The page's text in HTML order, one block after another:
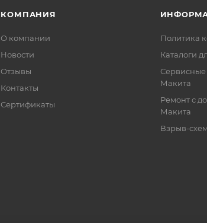
КОМПАНИЯ
О компании
Новости
Отзывы
Контакты
Сертификаты
Политика
Каталоги
Макита
Ремонт с
Макита
Взрыв-